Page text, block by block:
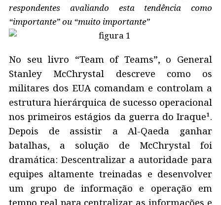
respondentes avaliando esta tendência como
“importante” ou “muito importante”
No seu livro “Team of Teams”, o General
Stanley McChrystal descreve como os
militares dos EUA comandam e controlam a
estrutura hierárquica de sucesso operacional
nos primeiros estágios da guerra do Iraque¹.
Depois de assistir a Al-Qaeda ganhar
batalhas, a solução de McChrystal foi
dramática: Descentralizar a autoridade para
equipes altamente treinadas e desenvolver
um grupo de informação e operação em
tempo real para centralizar as informações e